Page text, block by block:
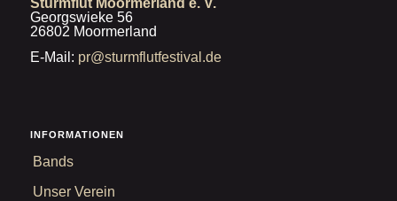
Georgswieke 56
26802 Moormerland
E-Mail: pr@sturmflutfestival.de
INFORMATIONEN
Bands
Unser Verein